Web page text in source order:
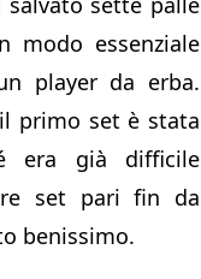
modo essenziale
player da erba.
primo set è stata
era già difficile
set pari fin da
benissimo.